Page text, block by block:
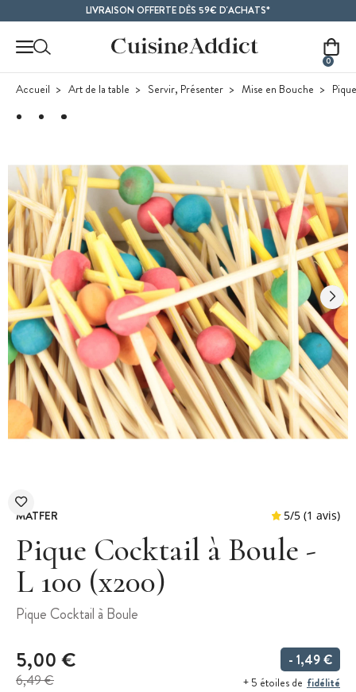
LIVRAISON OFFERTE DÈS 59€ D'ACHATS*
0
Accueil Art de la table Servir, Présenter Mise en Bouche
MATFER
Pique Cocktail à Boule -
L 100 (x200)
Pique Cocktail à Boule
5,00 €
6,49 €
- 1,49 €
+ 5 étoiles de fidélité